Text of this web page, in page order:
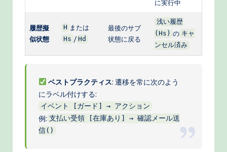
に実行中
履歴擬
似状態
H または
Hs / Hd
最後のサブ
状態に戻る
浅い履歴
(Hs) の キャ
ンセル済み
ベストプラクティス: 遷移を常に次のよう
にラベル付けする:
イベント [ガード] → アクション
例: 支払い受領 [在庫あり] → 確認メール送
信()